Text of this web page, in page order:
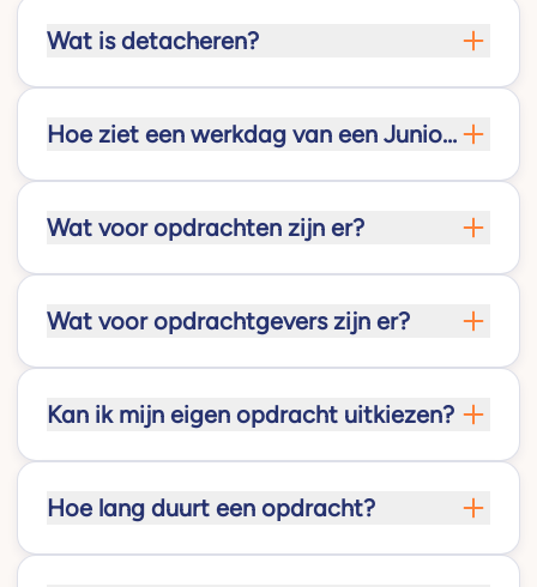
Wat is detacheren?
Hoe ziet een werkdag van een Junior
Wat voor opdrachten zijn er?
Wat voor opdrachtgevers zijn er?
Kan ik mijn eigen opdracht uitkiezen?
Hoe lang duurt een opdracht?